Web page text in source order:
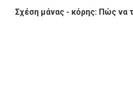
Σχέση μάνας - κόρης: Πώς να